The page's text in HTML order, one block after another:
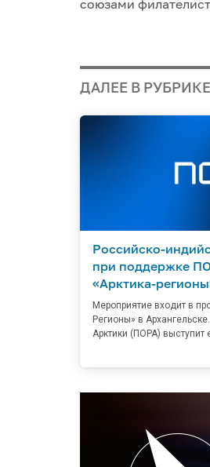
союзами
ДАЛЕЕ В РУБРИКЕ
Российско-
при поддержке
«Арктика-
Мероприятие входит в
Регионы» в
Арктики (ПОРА) выступит